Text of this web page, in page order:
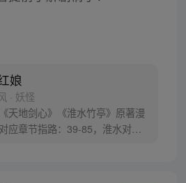
娘
· 妖怪
《天地剑心》《淮水竹亭》原著漫
应章节指路：39-85，淮水对应